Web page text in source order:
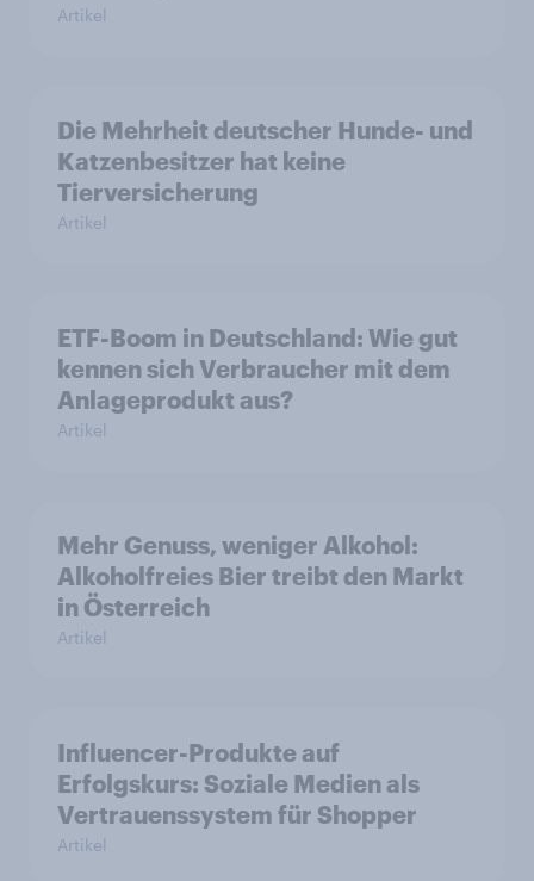
Artikel
Die Mehrheit deutscher Hunde- und
Katzenbesitzer hat keine
Tierversicherung
Artikel
ETF-Boom in Deutschland: Wie gut
kennen sich Verbraucher mit dem
Anlageprodukt aus?
Artikel
Mehr Genuss, weniger Alkohol:
Alkoholfreies Bier treibt den Markt
in Österreich
Artikel
Influencer-Produkte auf
Erfolgskurs: Soziale Medien als
Vertrauenssystem für Shopper
Artikel